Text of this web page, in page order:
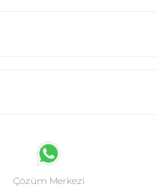
Çözüm Merkezi